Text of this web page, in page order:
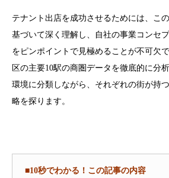
テナント出店を成功させるためには、こ
基づいて深く理解し、自社の事業コンセ
をピンポイントで見極めることが不可欠
区の主要10駅の商圏データを徹底的に分
環境に分類しながら、それぞれの街が持
略を探ります。
■10秒でわかる！この記事の内容